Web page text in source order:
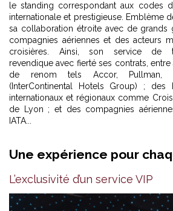
le standing correspondant aux codes
internationale et prestigieuse. Emblème
sa collaboration étroite avec de grands
compagnies aériennes et des acteurs
croisières. Ainsi, son service de
revendique avec fierté ses contrats, entre
de renom tels Accor, Pullman,
(InterContinental Hotels Group) ; des
internationaux et régionaux comme
de Lyon ; et des compagnies
IATA...
Une expérience pour
L’exclusivité d’un service VIP